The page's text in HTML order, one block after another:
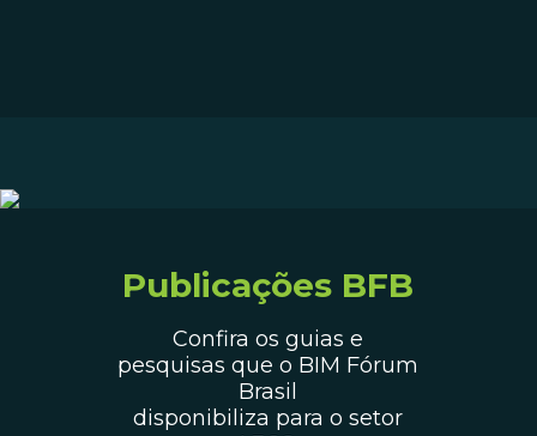
Publicações BFB
Confira os guias e
pesquisas que o BIM Fórum
Brasil
disponibiliza para o setor